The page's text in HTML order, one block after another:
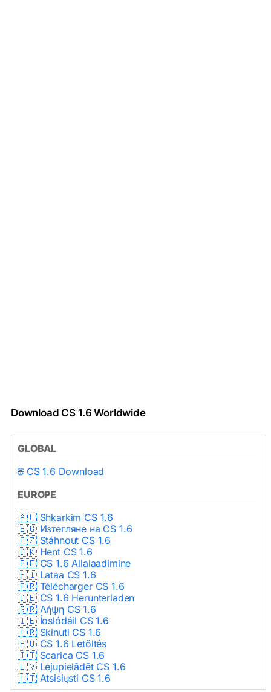
Download CS 1.6 Worldwide
GLOBAL
🌐 CS 1.6 Download
EUROPE
🇦🇱 Shkarkim CS 1.6
🇧🇬 Изтегляне на CS 1.6
🇨🇿 Stáhnout CS 1.6
🇩🇰 Hent CS 1.6
🇪🇪 CS 1.6 Allalaadimine
🇫🇮 Lataa CS 1.6
🇫🇷 Télécharger CS 1.6
🇩🇪 CS 1.6 Herunterladen
🇬🇷 Λήψη CS 1.6
🇮🇪 Íoslódáil CS 1.6
🇭🇷 Skinuti CS 1.6
🇭🇺 CS 1.6 Letöltés
🇮🇹 Scarica CS 1.6
🇱🇻 Lejupielādēt CS 1.6
🇱🇹 Atsisiųsti CS 1.6
🇳🇱 CS 1.6 Downloaden